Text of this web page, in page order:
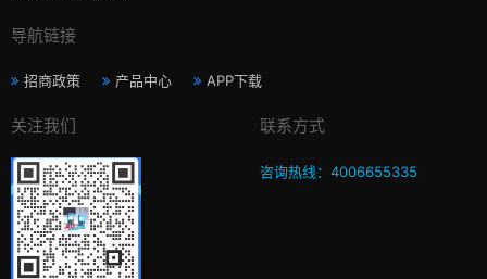
导航链接
招商政策 产品中心 APP下载
关注我们 联系方式
咨询热线：4006655335